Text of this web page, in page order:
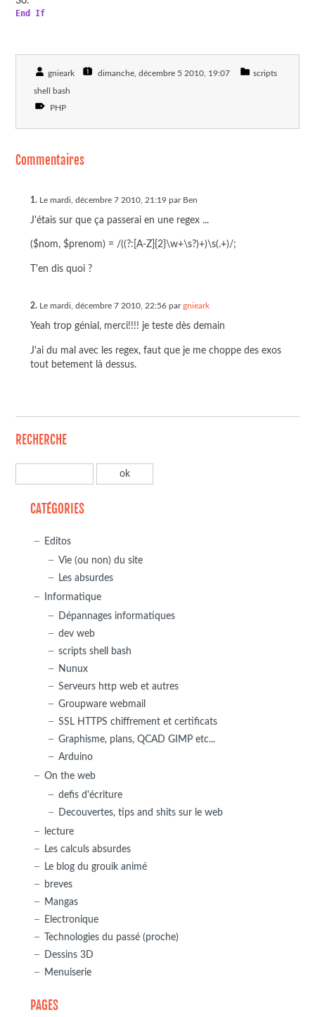
End If
gnieark dimanche, décembre 5 2010, 19:07 scripts
shell bash
PHP
Commentaires
1.Le mardi, décembre 7 2010, 21:19 par Ben
J'étais sur que ça passerai en une regex ...
($nom, $prenom) = /((?:[A-Z]{2}\w+\s?)+)\s(.+)/;
T'en dis quoi ?
2.Le mardi, décembre 7 2010, 22:56 pargnieark
Yeah trop génial, merci!!!! je teste dès demain
J'ai du mal avec les regex, faut que je me choppe des exos
tout betement là dessus.
RECHERCHE
CATÉGORIES
Editos
Vie (ou non) du site
Les absurdes
Informatique
Dépannages informatiques
dev web
scripts shell bash
Nunux
Serveurs http web et autres
Groupware webmail
SSL HTTPS chiffrement et certificats
Graphisme, plans, QCAD GIMP etc...
Arduino
On the web
defis d'écriture
Decouvertes, tips and shits sur le web
lecture
Les calculs absurdes
Le blog du grouik animé
breves
Mangas
Electronique
Technologies du passé (proche)
Dessins 3D
Menuiserie
PAGES